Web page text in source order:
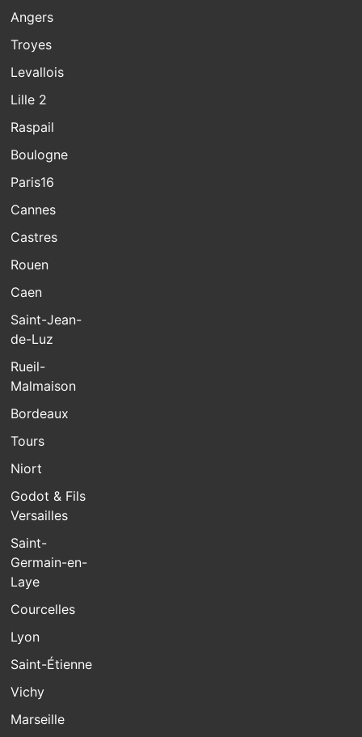
Angers
Troyes
Levallois
Lille 2
Raspail
Boulogne
Paris16
Cannes
Castres
Rouen
Caen
Saint-Jean-
de-Luz
Rueil-
Malmaison
Bordeaux
Tours
Niort
Godot & Fils
Versailles
Saint-
Germain-en-
Laye
Courcelles
Lyon
Saint-Étienne
Vichy
Marseille